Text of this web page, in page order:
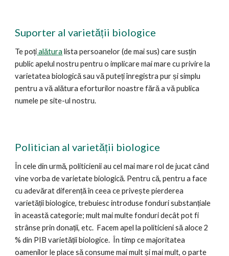
Suporter al varietății biologice
Te poțialătura lista persoanelor (de mai sus) care susțin
public apelul nostru pentru o implicare mai mare cu privire la
varietatea biologică sau vă puteți înregistra pur și simplu
pentru a vă alătura eforturilor noastre fără a vă publica
numele pe site-ul nostru.
Politician al varietății biologice
În cele din urmă, politicienii au cel mai mare rol de jucat când
vine vorba de varietate biologică. Pentru că, pentru a face
cu adevărat diferență în ceea ce privește pierderea
varietății biologice, trebuiesc introduse fonduri substanțiale
în această categorie; mult mai multe fonduri decât pot fi
strânse prin donații, etc. Facem apel la politicieni să aloce 2
% din PIB varietății biologice. În timp ce majoritatea
oamenilor le place să consume mai mult și mai mult, o parte